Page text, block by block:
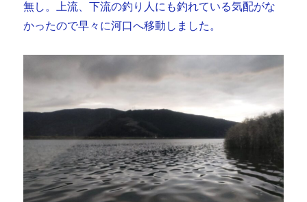
の
無し。上流、下流の釣り人にも釣れている気配がな
かったので早々に河口へ移動しました。